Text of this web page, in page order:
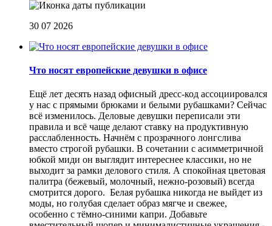
30 07 2026
Что носят европейские девушки в офисе
Ещё лет десять назад офисный дресс-код ассоциировался
у нас с прямыми брюками и белыми рубашками? Сейчас
всё изменилось. Деловые девушки переписали эти
правила и всё чаще делают ставку на продуктивную
расслабленность. Начнём с прозрачного лонгслива
вместо строгой рубашки. В сочетании с асимметричной
юбкой миди он выглядит интереснее классики, но не
выходит за рамки делового стиля. А спокойная цветовая
палитра (бежевый, молочный, нежно-розовый) всегда
смотрится дорого. Белая рубашка никогда не выйдет из
моды, но голубая сделает образ мягче и свежее,
особенно с тёмно-синими капри. Добавьте